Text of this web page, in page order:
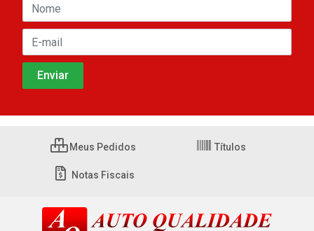
Meus Pedidos Títulos
Notas Fiscais